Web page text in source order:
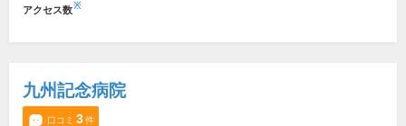
アクセス数※
九州記念病院
口コミ 3件